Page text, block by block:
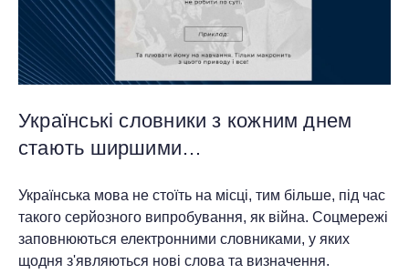
Українські словники з кожним днем
стають ширшими…
Українська мова не стоїть на місці, тим більше, під час
такого серйозного випробування, як війна. Соцмережі
заповнюються електронними словниками, у яких
щодня з'являються нові слова та визначення.